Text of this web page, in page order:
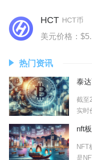
HCT HCT币
美元价格：
热门资讯
泰
截至
实时
nft
NFT
是